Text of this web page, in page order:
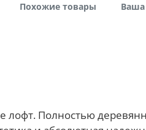
Похожие товары Ваша
Полностью